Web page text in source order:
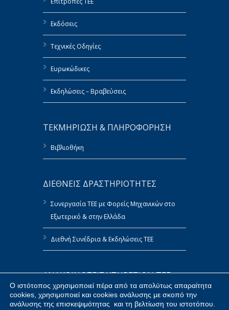
Εκδόσεις
Τεχνικές Οδηγίες
Ευρωκώδικες
Εκδηλώσεις – Βραβεύσεις
ΤΕΚΜΗΡΙΩΣΗ & ΠΛΗΡΟΦΟΡΗΣΗ
Βιβλιοθήκη
ΔΙΕΘΝΕΙΣ ΔΡΑΣΤΗΡΙΟΤΗΤΕΣ
Συνεργασία ΤΕΕ με Φορείς Μηχανικών στο
Εξωτερικό & στην Ελλάδα
Διεθνή Συνέδρια & Εκδηλώσεις ΤΕΕ
ΑΝΑΚΟΙΝΩΣΕΙΣ ΥΠΗΡΕΣΙΩΝ ΤΕΕ
Πολιτική Αναφορών του ΤΕΕ
Ο ιστότοπος χρησιμοποιεί πέρα από τα απολύτως απαραίτητα
cookies, χρησιμοποιεί και cookies ανάλυσης με σκοπό την
ανάλυσης της επισκεψιμότητας και τη βελτίωση του ιστοτόπου.